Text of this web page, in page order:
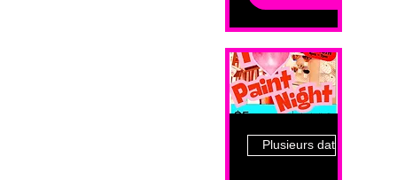
Plusieurs dates